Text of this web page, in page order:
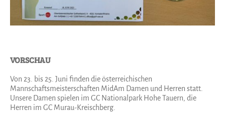
VORSCHAU
Von 23. bis 25. Juni finden die österreichischen
Mannschaftsmeisterschaften MidAm Damen und Herren statt.
Unsere Damen spielen im GC Nationalpark Hohe Tauern, die
Herren im GC Murau-Kreischberg.